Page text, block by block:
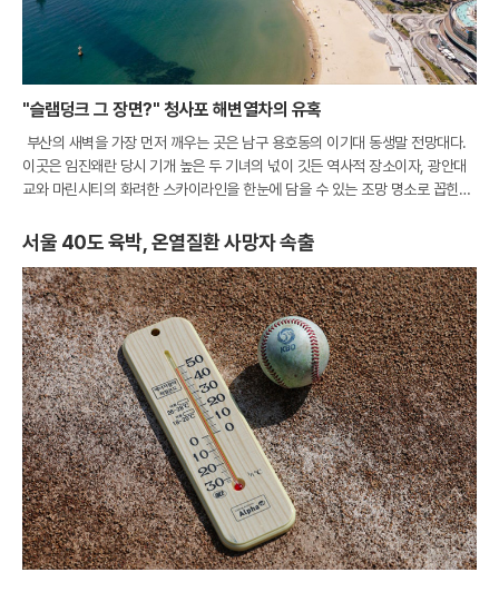
"슬램덩크 그 장면?" 청사포 해변열차의 유혹
부산의 새벽을 가장 먼저 깨우는 곳은 남구 용호동의 이기대 동생말 전망대다.
이곳은 임진왜란 당시 기개 높은 두 기녀의 넋이 깃든 역사적 장소이자, 광안대
교와 마린시티의 화려한 스카이라인을 한눈에 담을 수 있는 조망 명소로 꼽힌다.
들에
서울 40도 육박, 온열질환 사망자 속출